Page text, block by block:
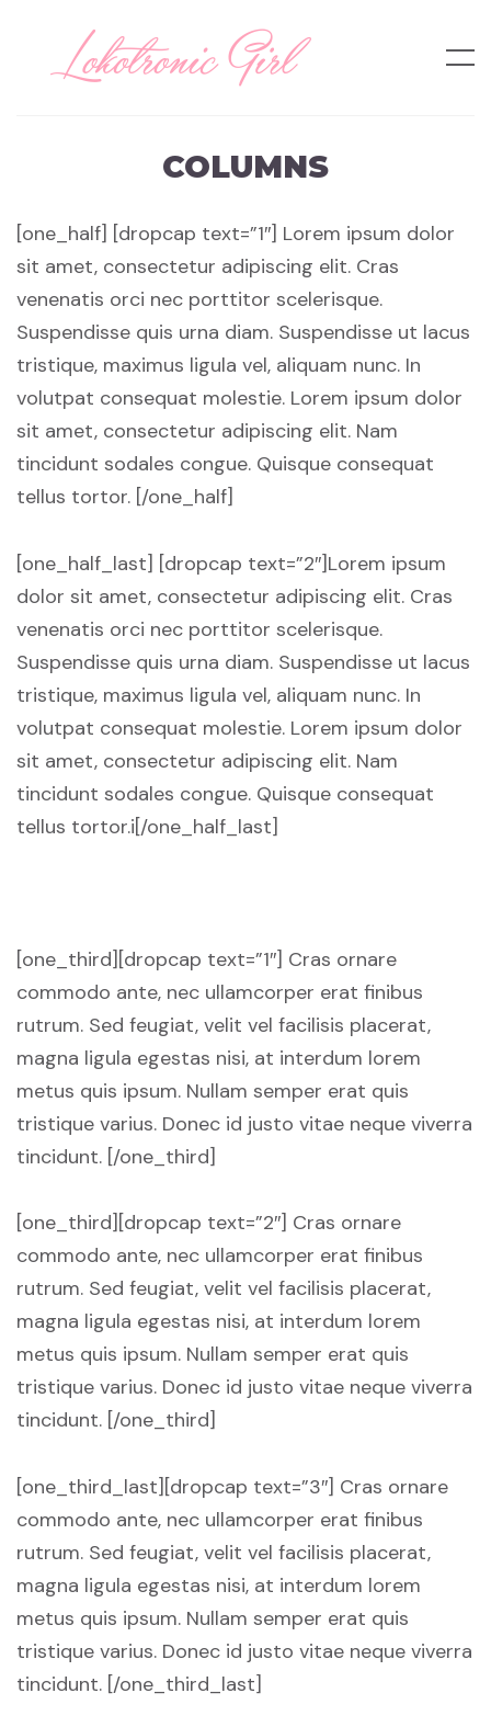
COLUMNS
[one_half] [dropcap text=”1″] Lorem ipsum dolor
sit amet, consectetur adipiscing elit. Cras
venenatis orci nec porttitor scelerisque.
Suspendisse quis urna diam. Suspendisse ut lacus
tristique, maximus ligula vel, aliquam nunc. In
volutpat consequat molestie. Lorem ipsum dolor
sit amet, consectetur adipiscing elit. Nam
tincidunt sodales congue. Quisque consequat
tellus tortor. [/one_half]
[one_half_last] [dropcap text=”2″]Lorem ipsum
dolor sit amet, consectetur adipiscing elit. Cras
venenatis orci nec porttitor scelerisque.
Suspendisse quis urna diam. Suspendisse ut lacus
tristique, maximus ligula vel, aliquam nunc. In
volutpat consequat molestie. Lorem ipsum dolor
sit amet, consectetur adipiscing elit. Nam
tincidunt sodales congue. Quisque consequat
tellus tortor.i[/one_half_last]
[one_third][dropcap text=”1″] Cras ornare
commodo ante, nec ullamcorper erat finibus
rutrum. Sed feugiat, velit vel facilisis placerat,
magna ligula egestas nisi, at interdum lorem
metus quis ipsum. Nullam semper erat quis
tristique varius. Donec id justo vitae neque viverra
tincidunt. [/one_third]
[one_third][dropcap text=”2″] Cras ornare
commodo ante, nec ullamcorper erat finibus
rutrum. Sed feugiat, velit vel facilisis placerat,
magna ligula egestas nisi, at interdum lorem
metus quis ipsum. Nullam semper erat quis
tristique varius. Donec id justo vitae neque viverra
tincidunt. [/one_third]
[one_third_last][dropcap text=”3″] Cras ornare
commodo ante, nec ullamcorper erat finibus
rutrum. Sed feugiat, velit vel facilisis placerat,
magna ligula egestas nisi, at interdum lorem
metus quis ipsum. Nullam semper erat quis
tristique varius. Donec id justo vitae neque viverra
tincidunt. [/one_third_last]